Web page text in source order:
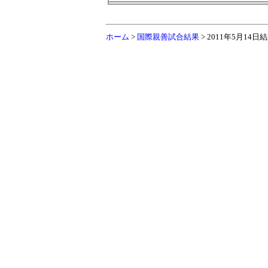
ホーム > 国際親善試合結果> 2011年5月14日